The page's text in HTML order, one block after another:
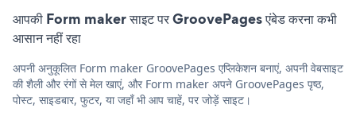
आपकी Form maker साइट पर GroovePages एंबेड करना कभी
आसान नहीं रहा
अपनी अनुकूलित Form maker GroovePages एप्लिकेशन बनाएं, अपनी वेबसाइट
की शैली और रंगों से मेल खाएं, और Form maker अपने GroovePages पृष्ठ,
पोस्ट, साइडबार, फुटर, या जहाँ भी आप चाहें, पर जोड़ें साइट।